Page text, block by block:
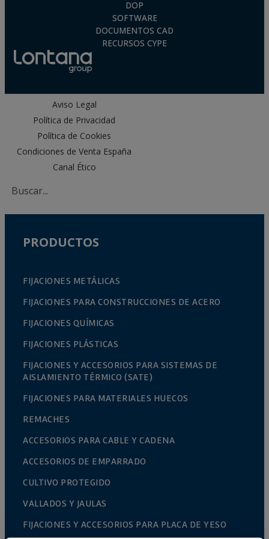
Nivel de corrosión muy alto (C5): Anclajes de acero
inoxidable A4 (AISI 316). Aptos para áreas
costeras, exteriores con fuerte contaminación
industrial o zonas cercanas a carreteras.
DOP
SOFTWARE
DOCUMENTOS CAD
RECURSOS CYPE
Aviso Legal
Política de Privacidad
Política de Cookies
Condiciones de Venta España
Canal Ético
PRODUCTOS
FIJACIONES METÁLICAS
FIJACIONES PARA CONSTRUCCIONES DE ACERO
FIJACIONES QUÍMICAS
FIJACIONES PLÁSTICAS
FIJACIONES Y ACCESORIOS PARA SISTEMAS DE
AISLAMIENTO TÉRMICO (SATE)
FIJACIONES PARA MATERIALES HUECOS
REMACHES
ACCESORIOS PARA CABLE Y CADENA
ACCESORIOS DE EMPARRADO
CULTIVO PROTEGIDO
VALLADOS Y JAULAS
FIJACIONES Y ACCESORIOS PARA PLACA DE YESO